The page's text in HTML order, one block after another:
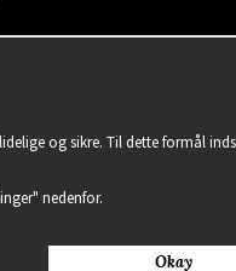
og sikre. Til dette formål
nedenfor.
Okay